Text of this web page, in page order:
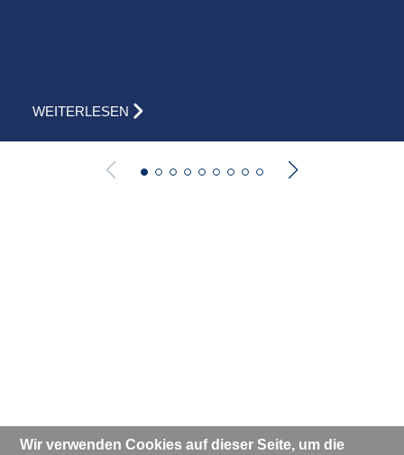
WEITERLESEN
Wir verwenden Cookies auf dieser Seite, um die